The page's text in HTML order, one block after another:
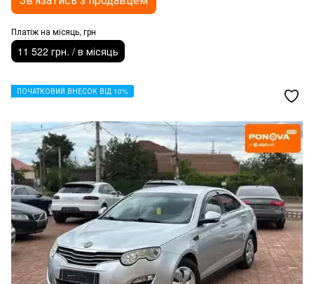
Платіж на місяць, грн
11 522 грн. / в місяць
ПОЧАТКОВИЙ ВНЕСОК ВІД 10%